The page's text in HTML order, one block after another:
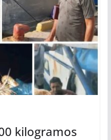
kilogramos